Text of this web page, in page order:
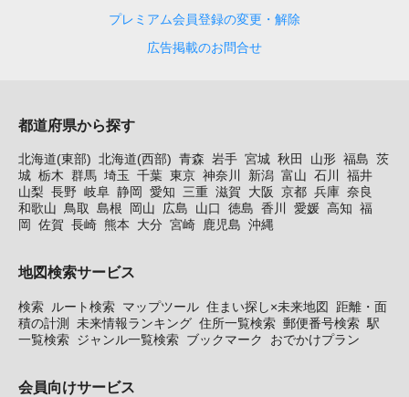
プレミアム会員登録の変更・解除
広告掲載のお問合せ
都道府県から探す
北海道(東部) 北海道(西部) 青森 岩手 宮城 秋田 山形 福島 茨
城 栃木 群馬 埼玉 千葉 東京 神奈川 新潟 富山 石川
福井
山梨 長野 岐阜 静岡 愛知 三重 滋賀 大阪 京都 兵庫 奈良
和歌山
鳥取 島根 岡山 広島 山口 徳島 香川 愛媛 高知 福
岡
佐賀 長崎 熊本 大分 宮崎 鹿児島 沖縄
地図検索サービス
検索 ルート検索 マップツール 住まい探し×未来地図
距離・面
積の計測
未来情報ランキング 住所一覧検索 郵便番号検索 駅
一覧検索 ジャンル一覧検索 ブックマーク おでかけプラン
会員向けサービス